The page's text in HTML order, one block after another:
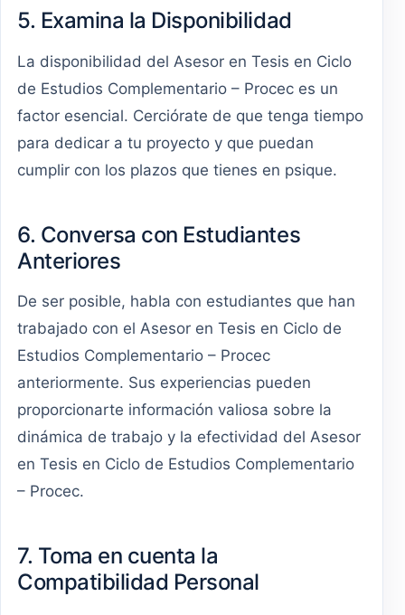
5. Examina la Disponibilidad
La disponibilidad del Asesor en Tesis en Ciclo
de Estudios Complementario – Procec es un
factor esencial. Cerciórate de que tenga tiempo
para dedicar a tu proyecto y que puedan
cumplir con los plazos que tienes en psique.
6. Conversa con Estudiantes
Anteriores
De ser posible, habla con estudiantes que han
trabajado con el Asesor en Tesis en Ciclo de
Estudios Complementario – Procec
anteriormente. Sus experiencias pueden
proporcionarte información valiosa sobre la
dinámica de trabajo y la efectividad del Asesor
en Tesis en Ciclo de Estudios Complementario
– Procec.
7. Toma en cuenta la
Compatibilidad Personal